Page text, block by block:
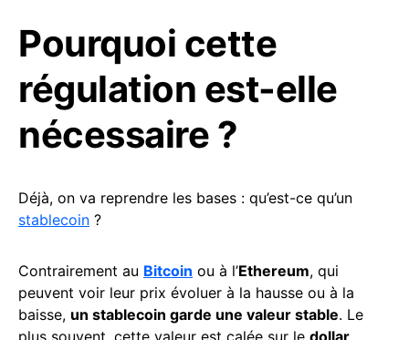
Pourquoi cette
régulation est-elle
nécessaire ?
Déjà, on va reprendre les bases : qu’est-ce qu’un
stablecoin ?
Contrairement au Bitcoin ou à l’Ethereum, qui
peuvent voir leur prix évoluer à la hausse ou à la
baisse, un stablecoin garde une valeur stable. Le
plus souvent, cette valeur est calée sur le dollar